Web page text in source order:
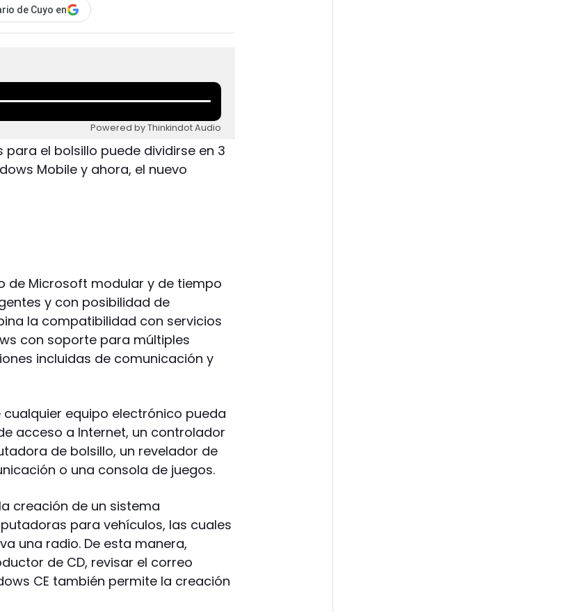
de Cuyo en
Powered by Thinkindot Audio
el bolsillo puede dividirse en 3
Mobile y ahora, el nuevo
de Microsoft modular y de tiempo
y con posibilidad de
la compatibilidad con servicios
con soporte para múltiples
incluidas de comunicación y
equipo electrónico pueda
acceso a Internet, un controlador
de bolsillo, un revelador de
o una consola de juegos.
creación de un sistema
para vehículos, las cuales
una radio. De esta manera,
de CD, revisar el correo
CE también permite la creación